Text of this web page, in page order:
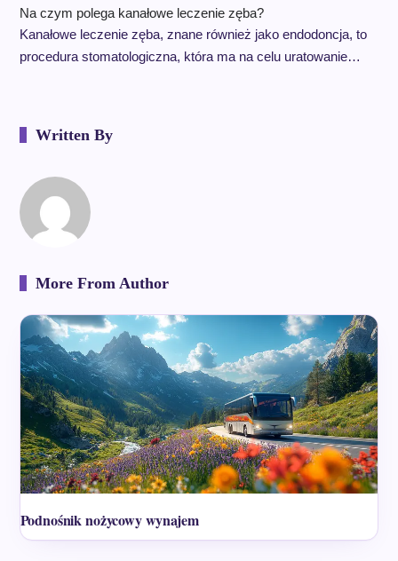
Na czym polega kanałowe leczenie zęba?
Kanałowe leczenie zęba, znane również jako endodoncja, to
procedura stomatologiczna, która ma na celu uratowanie…
Written By
More From Author
Podnośnik nożycowy wynajem